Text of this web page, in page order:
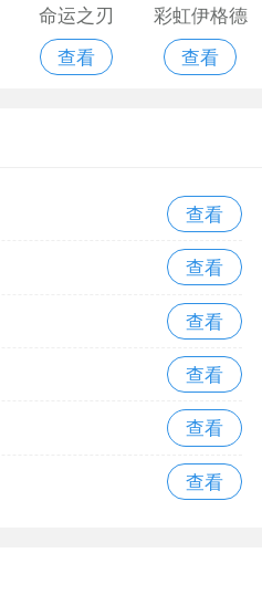
命运之刃
gm版手机
查看
彩虹伊格德
拉西尔2021
查看